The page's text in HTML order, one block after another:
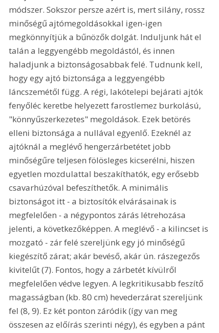
módszer. Sokszor persze azért is, mert silány, rossz
minőségű ajtómegoldásokkal igen-igen
megkönnyítjük a bűnözők dolgát. Induljunk hát el
talán a leggyengébb megoldástól, és innen
haladjunk a biztonságosabbak felé. Tudnunk kell,
hogy egy ajtó biztonsága a leggyengébb
láncszemétől függ. A régi, lakótelepi bejárati ajtók
fenyőléc keretbe helyezett farostlemez burkolású,
"könnyűszerkezetes" megoldások. Ezek betörés
elleni biztonsága a nullával egyenlő. Ezeknél az
ajtóknál a meglévő hengerzárbetétet jobb
minőségűre teljesen fölösleges kicserélni, hiszen
egyetlen mozdulattal beszakíthatók, egy erősebb
csavarhúzóval befeszíthetők. A minimális
biztonságot itt - a biztosítók elvárásainak is
megfelelően - a négypontos zárás létrehozása
jelenti, a következőképpen. A meglévő - a kilincset is
mozgató - zár felé szereljünk egy jó minőségű
kiegészítő zárat; akár bevéső, akár ún. rászegezős
kivitelűt (7). Fontos, hogy a zárbetét kívülről
megfelelően védve legyen. A legkritikusabb feszítő
magasságban (kb. 80 cm) hevederzárat szereljünk
fel (8, 9). Ez két ponton záródik (így van meg
összesen az előírás szerinti négy), és egyben a pánt